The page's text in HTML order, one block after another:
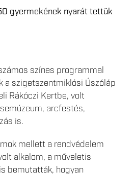
gyermekének nyarát tettük
színes programmal
a szigetszentmiklósi Úszóláp
Rákóczi Kertbe, volt
arcfestés,
is.
mellett a rendvédelem
alkalom, a műveletis
bemutatták, hogyan